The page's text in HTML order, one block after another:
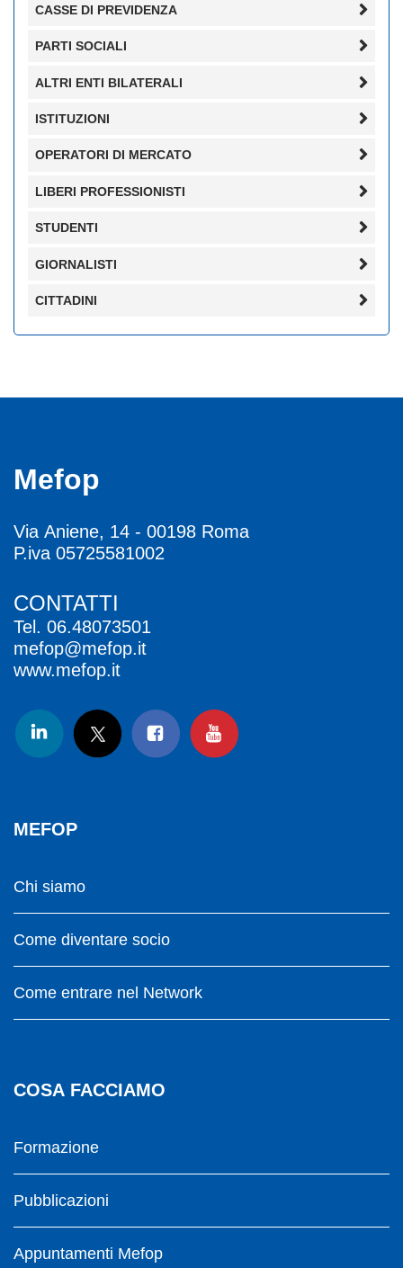
CASSE DI PREVIDENZA
PARTI SOCIALI
ALTRI ENTI BILATERALI
ISTITUZIONI
OPERATORI DI MERCATO
LIBERI PROFESSIONISTI
STUDENTI
GIORNALISTI
CITTADINI
Mefop
Via Aniene, 14 - 00198 Roma
P.iva 05725581002
CONTATTI
Tel. 06.48073501
mefop@mefop.it
www.mefop.it
MEFOP
Chi siamo
Come diventare socio
Come entrare nel Network
COSA FACCIAMO
Formazione
Pubblicazioni
Appuntamenti Mefop